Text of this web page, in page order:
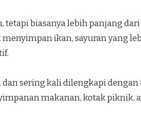
tetapi biasanya lebih panjang
ikan, sayuran yang
sering kali dilengkapi dengan
makanan, kotak piknik,